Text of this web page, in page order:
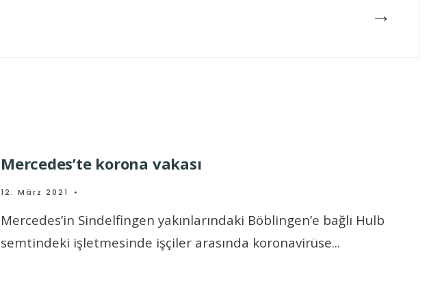
→
Mercedes’te korona vakası
12. März 2021 •
Mercedes’in Sindelfingen yakınlarındaki Böblingen’e bağlı Hulb
semtindeki işletmesinde işçiler arasında koronavirüse...